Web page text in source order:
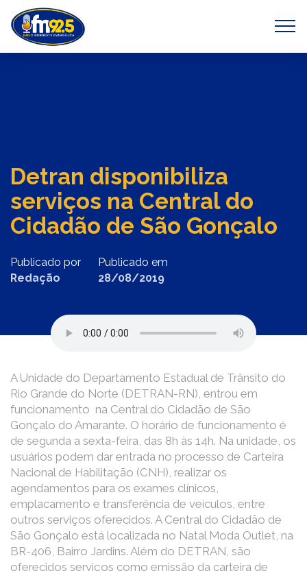
Previous Next
Detran disponibiliza
serviços na Central do
Cidadão de São Gonçalo
Publicado por
Redação
Publicado em
28/08/2019
A Unidade do Departamento Estadual de Trânsito do
Rio Grande do Norte (DETRAN-RN), entrou em
funcionamento na Central do Cidadão de São
Gonçalo do Amarante. O horário de funcionamento é
de segunda a sexta-feira, das 8h às 14h. Na unidade, os
usuários podem dar entrada no processo de Carteira
Nacional de Habilitação (CNH), realizar os
agendamentos para os exames clínicos,
emplacamento e transferência de veículos, entre
outros serviços oferecidos. A Central do Cidadão de
São Gonçalo está localizada no Natal Moda Outlet, na
BR-406, Bairro Jardins. Além do DETRAN, são
oferecidos serviços como emissão da carteira de